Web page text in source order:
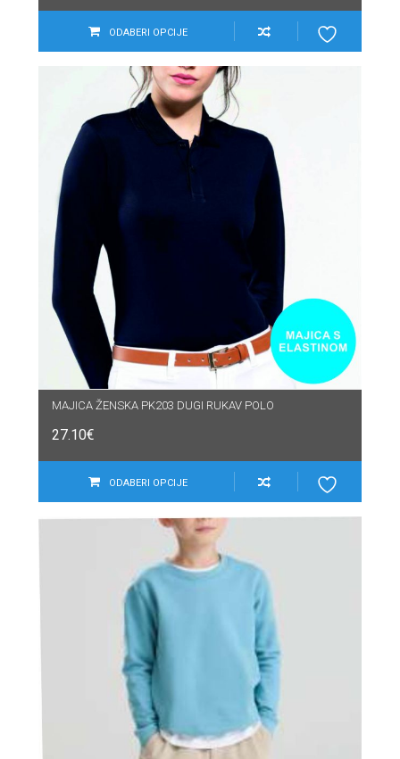
ODABERI OPCIJE
MAJICA ŽENSKA PK203 DUGI RUKAV POLO
27.10€
ODABERI OPCIJE